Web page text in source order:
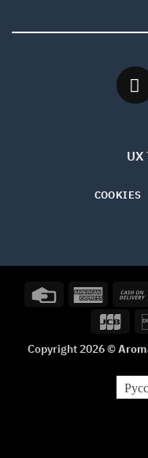
Cash
Delivery
American
Credit
JCB
Copyright 2026 ©